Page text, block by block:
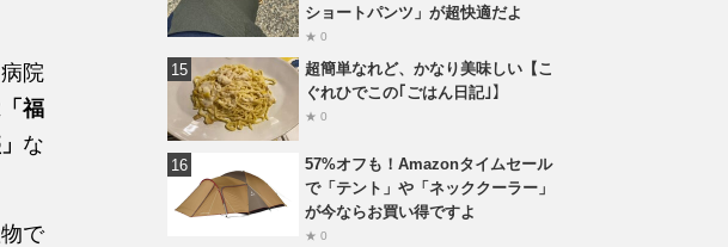
院
福
な
で
ショートパンツ」が超快適だよ
★ 0
超簡単なれど、かなり美味しい【こ
ぐれひでこの｢ごはん日記｣】
★ 0
57%オフも！Amazonタイムセール
で「テント」や「ネッククーラー」
が今ならお買い得ですよ
★ 0